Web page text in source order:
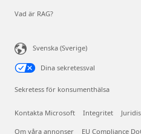
Vad är RAG?
Svenska (Sverige)
Dina sekretessval
Sekretess för konsumenthälsa
Kontakta Microsoft Integritet
Om våra annonser EU Compliance